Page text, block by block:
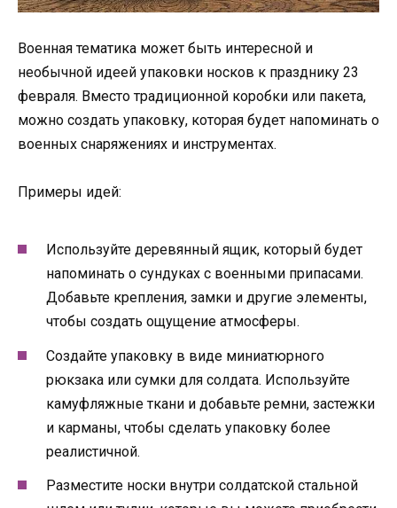
Военная тематика может быть интересной и
необычной идеей упаковки носков к празднику 23
февраля. Вместо традиционной коробки или пакета,
можно создать упаковку, которая будет напоминать о
военных снаряжениях и инструментах.
Примеры идей:
Используйте деревянный ящик, который будет
напоминать о сундуках с военными припасами.
Добавьте крепления, замки и другие элементы,
чтобы создать ощущение атмосферы.
Создайте упаковку в виде миниатюрного
рюкзака или сумки для солдата. Используйте
камуфляжные ткани и добавьте ремни, застежки
и карманы, чтобы сделать упаковку более
реалистичной.
Разместите носки внутри солдатской стальной